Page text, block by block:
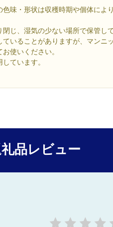
味・形状は収穫時期や個体によ
じ、湿気の少ない場所で保管して
いることがありますが、マンニ
使いください。
ています。
品レビュー